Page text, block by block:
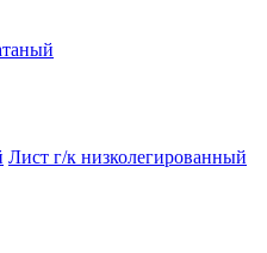
Лист г/к низколегированный